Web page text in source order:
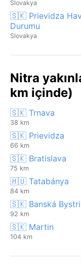
Slovakya
🇸🇰 Prievidza
Durumu
Slovakya
Nitra
km içinde)
🇸🇰 Trnava
38 km
🇸🇰 Prievidza
66 km
🇸🇰 Bratislava
75 km
🇭🇺 Tatabánya
84 km
🇸🇰 Banská
92 km
🇸🇰 Martin
104 km